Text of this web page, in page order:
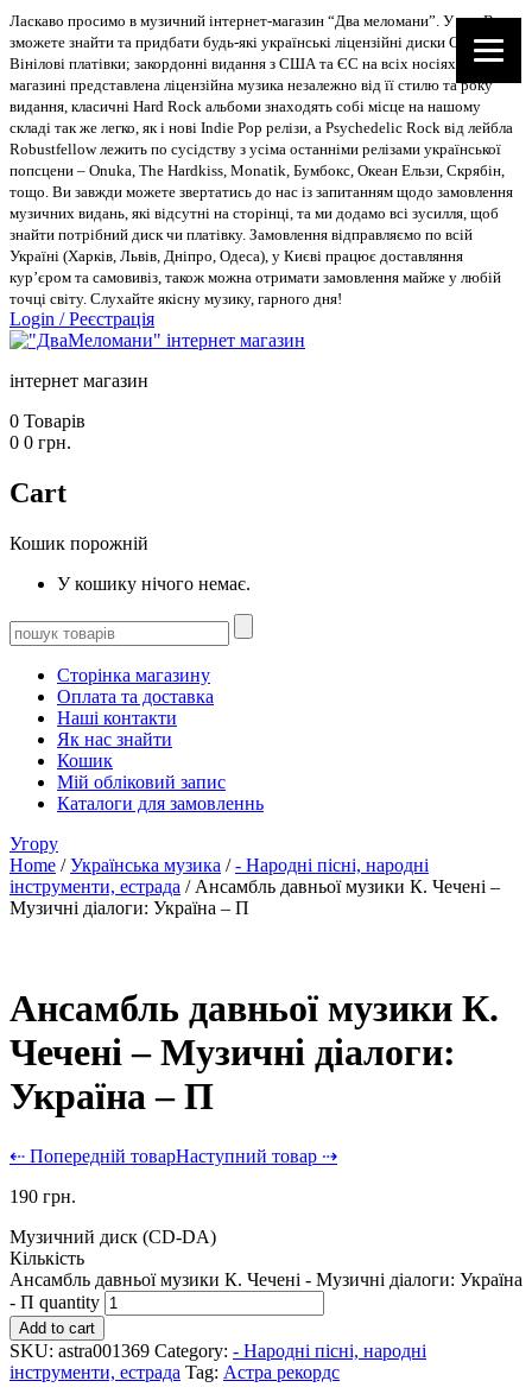
Ласкаво просимо в музичний інтернет-магазин “Два меломани”. У нас Ви
зможете знайти та придбати будь-які українські ліцензійні диски CD, DVD,
Вінілові платівки; закордонні видання з США та ЄС на всіх носіях. В
магазині представлена ліцензійна музика незалежно від її стилю та року
видання, класичні Hard Rock альбоми знаходять собі місце на нашому
складі так же легко, як і нові Indie Pop релізи, а Psychedelic Rock від лейбла
Robustfellow лежить по сусідству з усіма останніми релізами української
попсцени – Onuka, The Hardkiss, Monatik, Бумбокс, Океан Ельзи, Скрябін,
тощо. Ви завжди можете звертатись до нас із запитанням щодо замовлення
музичних видань, які відсутні на сторінці, та ми додамо всі зусилля, щоб
знайти потрібний диск чи платівку. Замовлення відправляємо по всій
Україні (Харків, Львів, Дніпро, Одеса), у Києві працює доставляння
кур’єром та самовивіз, також можна отримати замовлення майже у любій
точці світу. Слухайте якісну музику, гарного дня!
Login /Реєстрація
інтернет магазин
0 Товарів
0 0 грн.
Cart
Кошик порожній
У кошику нічого немає.
Сторінка магазину
Оплата та доставка
Наші контакти
Як нас знайти
Кошик
Мій обліковий запис
Каталоги для замовленнь
Угору
Home /Українська музика /- Народні пісні, народні
інструменти, естрада / Ансамбль давньої музики К. Чечені –
Музичні діалоги: Україна – П
Ансамбль давньої музики К.
Чечені – Музичні діалоги:
Україна – П
⇠ Попередній товарНаступний товар ⇢
190 грн.
Музичний диск (CD-DA)
Кількість
Ансамбль давньої музики К. Чечені - Музичні діалоги: Україна
- П quantity
Add to cart
SKU: astra001369 Category: - Народні пісні, народні
інструменти, естрада Tag: Астра рекордс